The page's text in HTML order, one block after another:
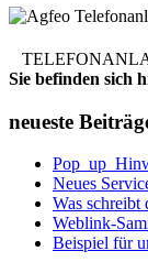
Sie befinden sich
neueste
Neues
Was schreibt
Weblink-
Beispiel für